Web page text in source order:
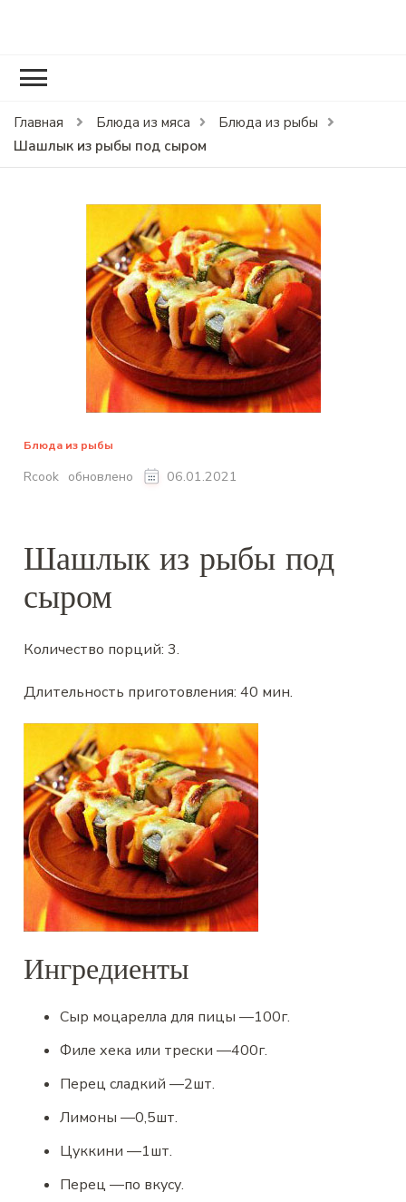
Главная Блюда из мяса
Блюда из рыбы
Шашлык из рыбы под сыром
Блюда из рыбы
Rcook обновлено 06.01.2021
Шашлык из рыбы под
сыром
Количество порций:3.
Длительность приготовления:40 мин.
Ингредиенты
Сыр моцарелла для пицы —100г.
Филе хека или трески —400г.
Перец сладкий —2шт.
Лимоны —0,5шт.
Цуккини —1шт.
Перец —по вкусу.